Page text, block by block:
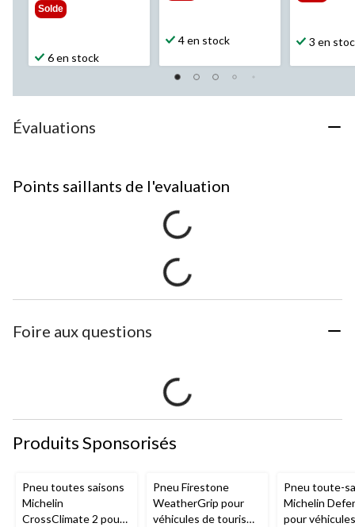
Solde
6 en stock
4 en stock 3 en
Évaluations
Points saillants de l'evaluation
Foire aux questions
Produits Sponsorisés
Pneu toutes saisons
Michelin
CrossClimate 2 pour
Pneu Firestone
WeatherGrip pour
véhicules de tourisme
Pneu toute-
Michelin
pour